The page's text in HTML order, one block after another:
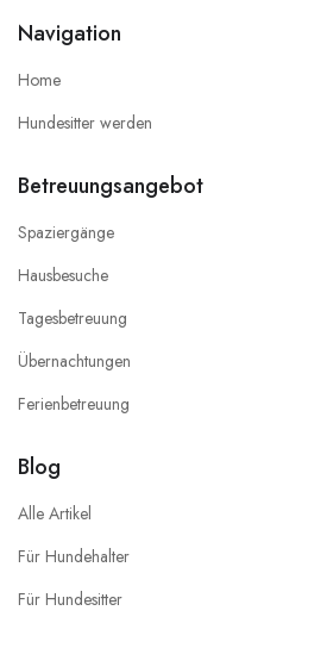
Navigation
Home
Hundesitter werden
Betreuungsangebot
Spaziergänge
Hausbesuche
Tagesbetreuung
Übernachtungen
Ferienbetreuung
Blog
Alle Artikel
Für Hundehalter
Für Hundesitter